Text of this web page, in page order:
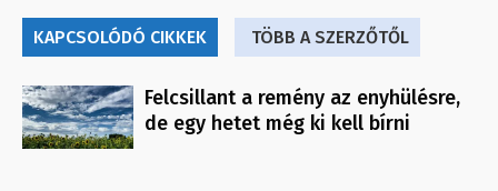
KAPCSOLÓDÓ CIKKEK TÖBB A SZERZŐTŐL
Felcsillant a remény az enyhülésre,
de egy hetet még ki kell bírni